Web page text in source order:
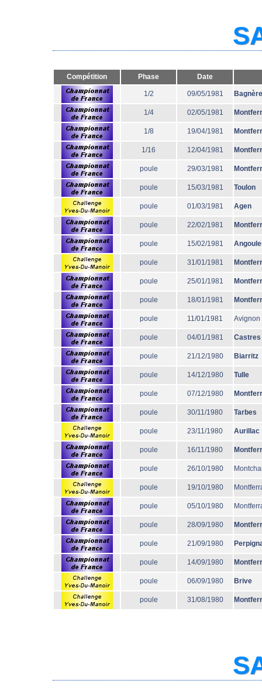
Compétition Phase Date
1/2 09/05/1981
1/4 02/05/1981
1/8 19/04/1981
1/16 12/04/1981
poule 29/03/1981
poule 15/03/1981 Toulon
poule 01/03/1981 Agen
poule 22/02/1981
poule 15/02/1981
poule 31/01/1981
poule 25/01/1981
poule 18/01/1981
poule 11/01/1981 Avignon
poule 04/01/1981 Castres
poule 21/12/1980 Biarritz
poule 14/12/1980 Tulle
poule 07/12/1980
poule 30/11/1980 Tarbes
poule 23/11/1980 Aurillac
poule 16/11/1980
poule 26/10/1980
poule 19/10/1980
poule 05/10/1980
poule 28/09/1980
poule 21/09/1980
poule 14/09/1980
poule 06/09/1980 Brive
poule 31/08/1980